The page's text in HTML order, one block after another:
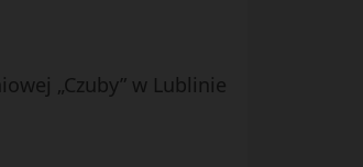
„Czuby” w Lublinie